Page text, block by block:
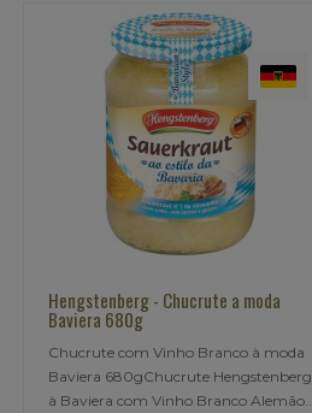
Hengstenberg - Chucrute a moda
Baviera 680g
Chucrute com Vinho Branco à moda
Baviera 680gChucrute Hengstenberg
à Baviera com Vinho Branco Alemão..